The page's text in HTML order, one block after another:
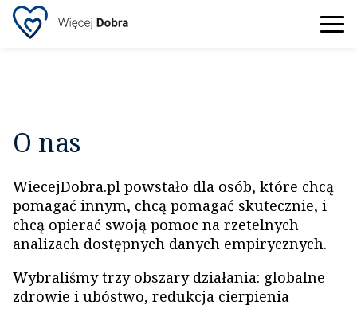
O nas
WiecejDobra.pl powstało dla osób, które chcą
pomagać innym, chcą pomagać skutecznie, i
chcą opierać swoją pomoc na rzetelnych
analizach dostępnych danych empirycznych.
Wybraliśmy trzy obszary działania: globalne
zdrowie i ubóstwo, redukcja cierpienia